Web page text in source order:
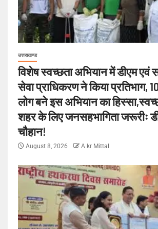
उत्तराखण्ड
विशेष स्वच्छता अभियान में डीएम एवं
सेवा प्राधिकरण ने किया प्रतिभाग,
लोग बने इस अभियान का
शहर के लिए जनसहभागिता जरूरीः
चौहान!
August 8, 2026 A kr Mittal